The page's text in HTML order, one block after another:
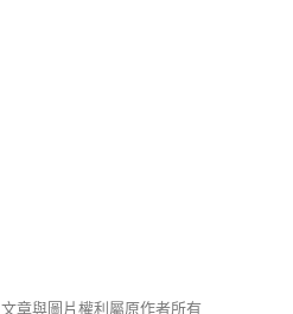
文章與圖片權利屬原作者所有